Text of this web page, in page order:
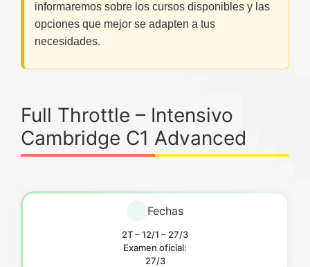
informaremos sobre los cursos disponibles y las
opciones que mejor se adapten a tus
necesidades.
Full Throttle – Intensivo
Cambridge C1 Advanced
Fechas
2T – 12/1 – 27/3
Examen oficial:
27/3